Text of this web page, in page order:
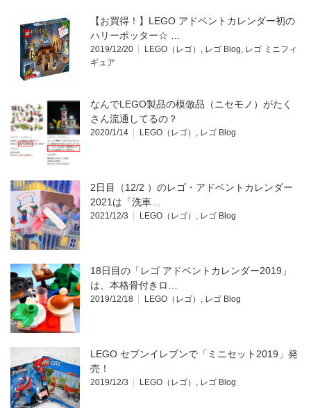
【お買得！】LEGO アドベントカレンダー初の
ハリーポッター☆ …
2019/12/20 LEGO（レゴ） レゴ Blog レゴ ミニフィ
ギュア
なんでLEGO製品の模倣品（ニセモノ）がたく
さん流通してるの？
2020/1/14 LEGO（レゴ） レゴ Blog
2日目（12/2 ）のレゴ・アドベントカレンダー
2021は「洗車…
2021/12/3 LEGO（レゴ） レゴ Blog
18日目の「レゴ アドベントカレンダー2019」
は、本格骨付きロ…
2019/12/18 LEGO（レゴ） レゴ Blog
LEGO セブンイレブンで「ミニセット2019」発
売！
2019/12/3 LEGO（レゴ） レゴ Blog